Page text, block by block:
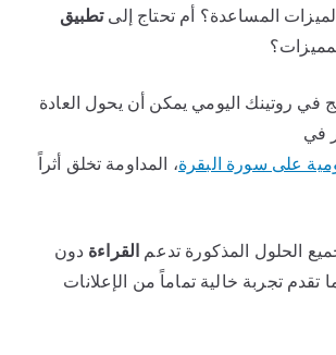
المساعدة؟ أم تحتاج إلىتطبيق
في روتينك اليومي يمكن أن يحول العادة
في
على سورة البقرة، المداومة تخلق أثراً
الحلول المذكورة تدعم القراءة دون
تقدم تجربة خالية تماماً من الإعلانات